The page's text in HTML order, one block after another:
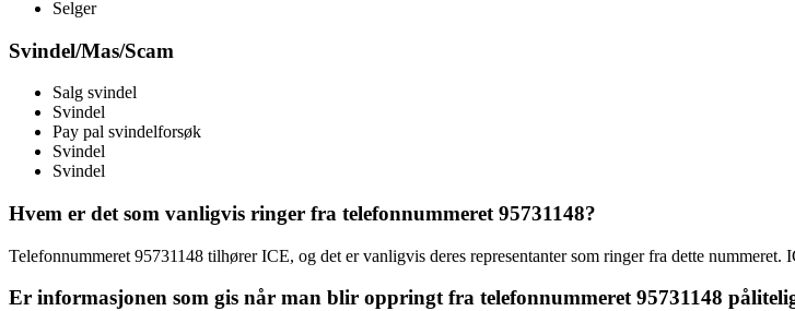
Selger
Svindel/Mas/Scam
Salg svindel
Svindel
Pay pal svindelforsøk
Svindel
Svindel
Hvem er det som vanligvis ringer fra telefonnummeret 95731148?
Telefonnummeret 95731148 tilhører ICE, og det er vanligvis deres representanter som ringer fra dette
Er informasjonen som gis når man blir oppringt fra telefonnummeret 95731148